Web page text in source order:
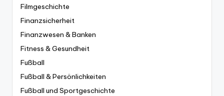
Filmgeschichte
Finanzsicherheit
Finanzwesen & Banken
Fitness & Gesundheit
Fußball
Fußball & Persönlichkeiten
Fußball und Sportgeschichte